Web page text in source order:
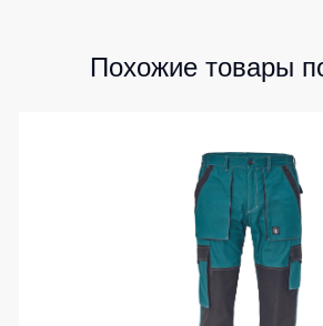
Похожие товары